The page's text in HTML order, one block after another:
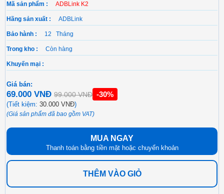
Mã sản phẩm : ADBLink K2
Hãng sản xuất : ADBLink
Bảo hành : 12 Tháng
Trong kho : Còn hàng
Khuyến mại :
Giá bán:
69.000 VNĐ 99.000 VNĐ -30%
(Tiết kiệm: 30.000 VNĐ)
(Giá sản phẩm đã bao gồm VAT)
MUA NGAY
Thanh toán bằng tiền mặt hoặc chuyển khoản
THÊM VÀO GIỎ